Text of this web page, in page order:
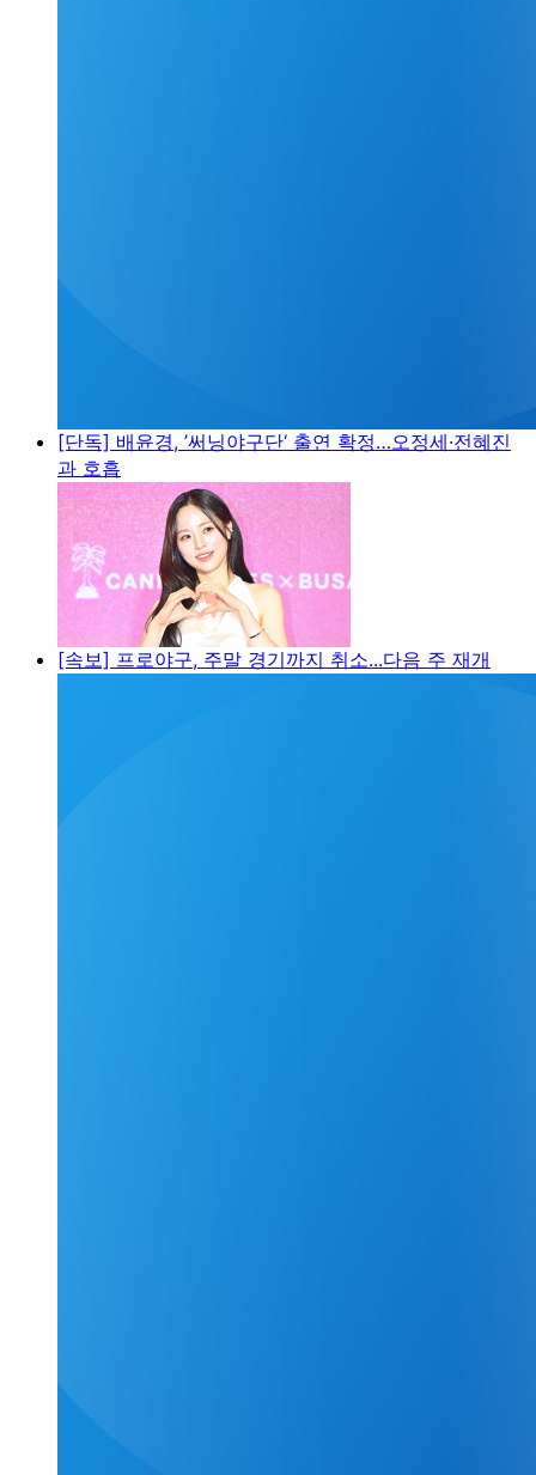
[단독] 배윤경, ’써닝야구단‘ 출연 확정…오정세·전혜진
과 호흡
[속보] 프로야구, 주말 경기까지 취소...다음 주 재개